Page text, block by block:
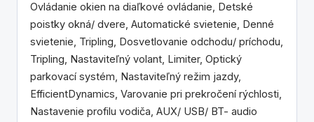
Ovládanie okien na diaľkové ovládanie, Detské
poistky okná/ dvere, Automatické svietenie, Denné
svietenie, Tripling, Dosvetlovanie odchodu/ príchodu,
Tripling, Nastaviteľný volant, Limiter, Optický
parkovací systém, Nastaviteľný režim jazdy,
EfficientDynamics, Varovanie pri prekročení rýchlosti,
Nastavenie profilu vodiča, AUX/ USB/ BT- audio